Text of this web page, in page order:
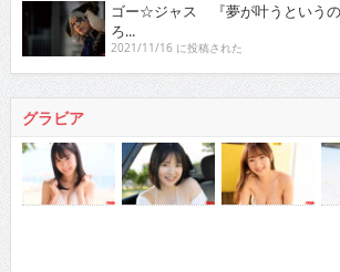
ゴー☆ジャス 『夢が叶うという
ろ...
2021/11/16 に投稿された
グラビア